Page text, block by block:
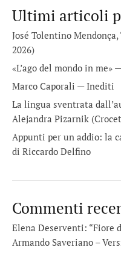
Ultimi articoli
José Tolentino
2026)
«L’ago del mondo in
Marco Caporali — Inediti
La lingua sventrata
Alejandra Pizarnik
Appunti per un addio: la
di Riccardo Delfino
Commenti
Elena Deserventi: “Fiore
Armando Saveriano –